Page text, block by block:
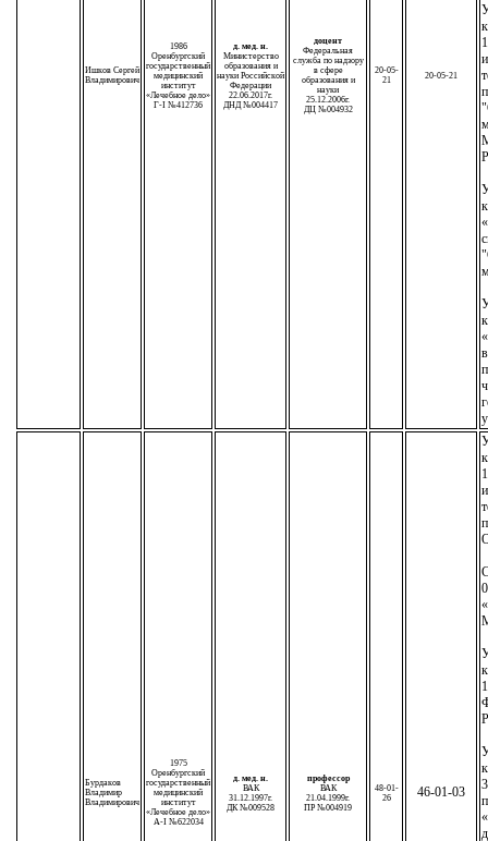
Ишков Сергей
Владимирович
1986
Оренбургский
государственный
медицинский
институт
«Лечебное дело»
Г-I №412736
д. мед. н.
Министерство
образования и
науки Российской
Федерации
22.06.2017г.
ДНД №004417
доцент
Федеральная
служба по надзору
в сфере
образования и
науки
25.12.2006г.
ДЦ №004932
20-05-
21
20-05-21
Бурдаков
Владимир
Владимирович
1975
Оренбургский
государственный
медицинский
институт
«Лечебное дело»
A-I №622034
д. мед. н.
ВАК
31.12.1997г.
ДК №009528
профессор
ВАК
21.04.1999г.
ПР №004919
48-01-
26
46-01-03